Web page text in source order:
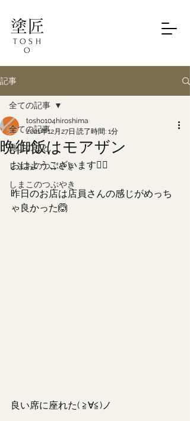
塗匠
TOSH
O
記事
全ての記事
施工のこと
しまおのつぶやき
しまこのつぶやき
全ての記事
晩御飯はモアザン
tosho104hiroshima
2021年12月27日 読了時間: 1分
おはようございます🙋‍♂️
昨日のお店は店員さんの感じがめっち
ゃ良かった🙆
良い席に座れた( ≧∀≦)ノ